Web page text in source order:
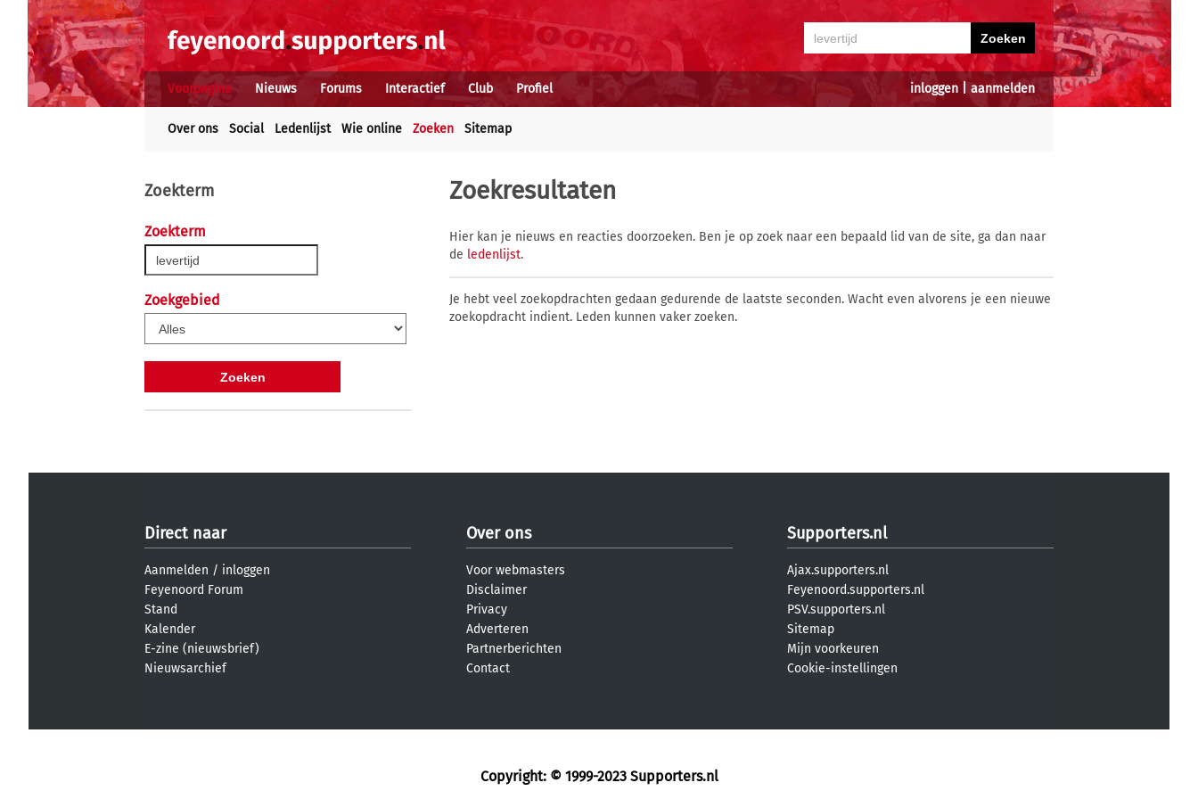
inloggen aanmelden
Voorpagina Nieuws Forums Interactief Club Profiel
Over ons Social Ledenlijst Wie online Zoeken Sitemap
Zoekterm
Zoekterm
Zoekgebied
Zoekresultaten
Hier kan je nieuws en reacties doorzoeken. Ben je op zoek naar een bepaald lid van de site, ga dan naar
de ledenlijst.
Je hebt veel zoekopdrachten gedaan gedurende de laatste seconden. Wacht even alvorens je een nieuwe
zoekopdracht indient. Leden kunnen vaker zoeken.
Direct naar
Aanmelden / inloggen
Feyenoord Forum
Stand
Kalender
E-zine (nieuwsbrief)
Nieuwsarchief
Over ons
Voor webmasters
Disclaimer
Privacy
Adverteren
Partnerberichten
Contact
Supporters.nl
Ajax.supporters.nl
Feyenoord.supporters.nl
PSV.supporters.nl
Sitemap
Mijn voorkeuren
Cookie-instellingen
Copyright: © 1999-2023 Supporters.nl